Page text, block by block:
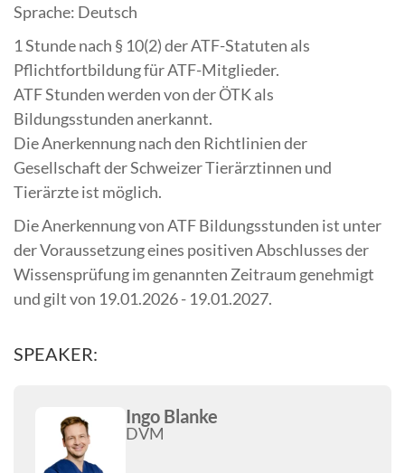
Sprache: Deutsch
1 Stunde nach § 10(2) der ATF-Statuten als
Pflichtfortbildung für ATF-Mitglieder.
ATF Stunden werden von der ÖTK als
Bildungsstunden anerkannt.
Die Anerkennung nach den Richtlinien der
Gesellschaft der Schweizer Tierärztinnen und
Tierärzte ist möglich.
Die Anerkennung von ATF Bildungsstunden ist unter
der Voraussetzung eines positiven Abschlusses der
Wissensprüfung im genannten Zeitraum genehmigt
und gilt von 19.01.2026 - 19.01.2027.
SPEAKER:
Ingo Blanke
DVM